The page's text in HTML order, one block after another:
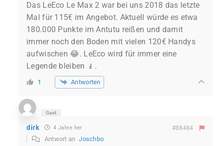
Das LeEco Le Max 2 war bei uns 2018 das letzte
Mal für 115€ im Angebot. Aktuell würde es etwa
180.000 Punkte im Antutu reißen und damit
immer noch den Boden mit vielen 120€ Handys
aufwischen 😂. LeEco wird für immer eine
Legende bleiben 🧎.
1 Antworten
Gast
dirk 4 Jahre her #88484
Antwort anJoschbo